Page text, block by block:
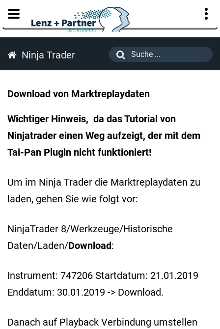
KUNDENPORTAL
Ninja Trader
Download von Marktreplaydaten
Wichtiger Hinweis, da das Tutorial von
Ninjatrader einen Weg aufzeigt, der mit dem
Tai-Pan Plugin nicht funktioniert!
Um im Ninja Trader die Marktreplaydaten zu
laden, gehen Sie wie folgt vor:
NinjaTrader 8/Werkzeuge/Historische
Daten/Laden/Download:
Instrument: 747206 Startdatum: 21.01.2019
Enddatum: 30.01.2019 -> Download.
Danach auf Playback Verbindung umstellen